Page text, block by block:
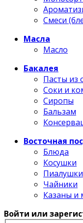
Смеси
Масла
Масло
Бакалея
Пасты из
Соки и
Сиропы
Бальзам
Восточная
Блюда
Косушки
Пиалушки
Чайники
Казаны и
Войти или